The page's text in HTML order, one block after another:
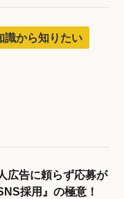
識から知りたい
広告に頼らず応募が
採用』の極意！